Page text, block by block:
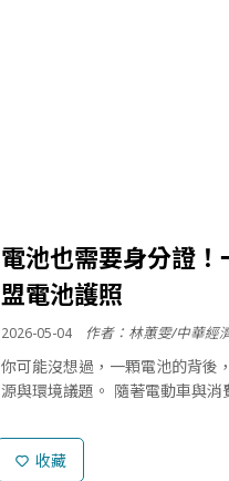
電池也需要身分證
盟電池護照
2026-05-04
你可能沒想過，一顆電池的背後
源與環境議題。 隨著電動車與消
響能源轉型與產業競爭力的關鍵
的開採，到製造過程中的...
收藏